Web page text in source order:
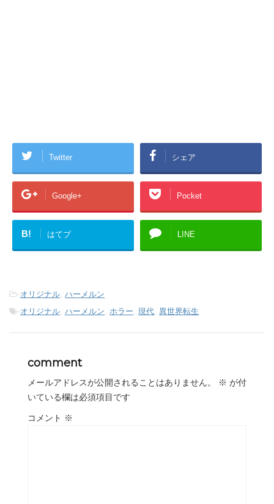
Twitter シェア
Google+ Pocket
B! はてブ LINE
-オリジナル ハーメルン
-オリジナル ハーメルン ホラー 現代 異世界転生
comment
メールアドレスが公開されることはありません。 ※ が付
いている欄は必須項目です
コメント ※